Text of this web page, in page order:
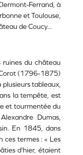
Ferrand, à
et Toulouse,
de Coucy...
ruines du château
(1796-1875)
tableaux,
la tempête, est
et tourmentée du
Dumas,
En 1845, dans
ces termes : « Les
d'hier, étaient